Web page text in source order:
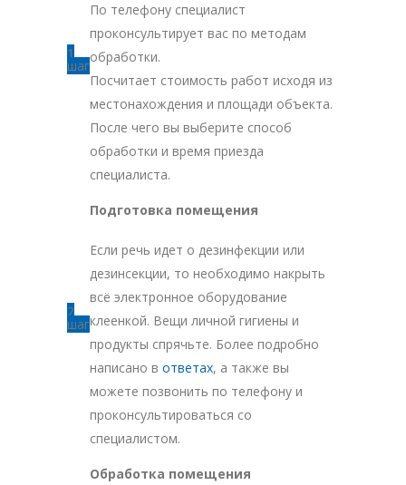
1
шаг
По телефону специалист
проконсультирует вас по методам
обработки.
Посчитает стоимость работ исходя из
местонахождения и площади объекта.
После чего вы выберите способ
обработки и время приезда
специалиста.
2
шаг
Подготовка помещения
Если речь идет о дезинфекции или
дезинсекции, то необходимо накрыть
всё электронное оборудование
клеенкой. Вещи личной гигиены и
продукты спрячьте. Более подробно
написано в ответах, а также вы
можете позвонить по телефону и
проконсультироваться со
специалистом.
Обработка помещения